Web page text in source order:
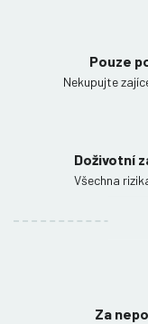
Pouze
Nekupujte
Doživotní
Všechna
Za